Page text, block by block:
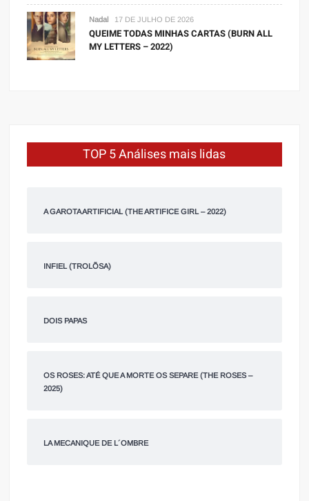
Nadal 17 DE JULHO DE 2026
QUEIME TODAS MINHAS CARTAS (BURN ALL
MY LETTERS – 2022)
TOP 5 Análises mais lidas
A GAROTA ARTIFICIAL (THE ARTIFICE GIRL – 2022)
INFIEL (TROLÕSA)
DOIS PAPAS
OS ROSES: ATÉ QUE A MORTE OS SEPARE (THE ROSES –
2025)
LA MECANIQUE DE L´OMBRE